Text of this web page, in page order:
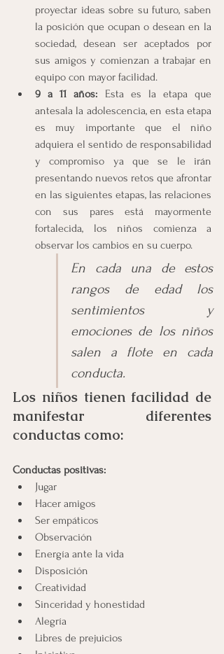
proyectar ideas sobre su futuro, saben
la posición que ocupan o desean en la
sociedad, desean ser aceptados por
sus amigos y comienzan a trabajar en
equipo con mayor facilidad.
9 a 11 años: Esta es la etapa que
antesala la adolescencia, en esta etapa
es muy importante que el niño
adquiera el sentido de responsabilidad
y compromiso ya que se le irán
presentando nuevos retos que afrontar
en las siguientes etapas, las relaciones
con sus pares está mayormente
fortalecida, los niños comienza a
observar los cambios en su cuerpo.
En cada una de estos
rangos de edad los
sentimientos y
emociones de los niños
salen a flote en cada
conducta.
Los niños tienen facilidad de
manifestar diferentes
conductas como:
Conductas positivas:
Jugar
Hacer amigos
Ser empáticos
Observación
Energía ante la vida
Disposición
Creatividad
Sinceridad y honestidad
Alegría
Libres de prejuicios